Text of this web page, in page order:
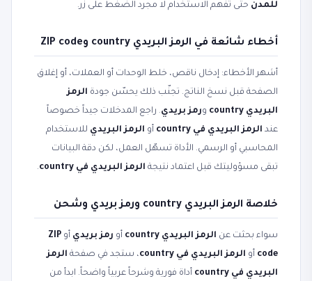
للمدن حتى تفهم الاستخدام لا مجرد الضغط على زر.
أخطاء شائعة في الرمز البريدي country وZIP code
أشهر الأخطاء: إدخال ناقص، خلط الوحدات أو العملات، أو إغلاق
الصفحة قبل نسخ الناتج. تجنّب ذلك يحسّن جودة الرمز
البريدي country
ورمز بريدي. راجع المدخلات جيداً خصوصاً
عند الرمز البريدي في country أو الرمز البريدي للاستخدام
المحاسبي أو الرسمي. الأداة تسهّل العمل، لكن دقة البيانات
تبقى مسؤوليتك قبل اعتماد نتيجة الرمز البريدي في country .
خلاصة الرمز البريدي country ورمز بريدي وشحن
سواء بحثت عن الرمز البريدي country أو رمز بريدي أو ZIP
code أو الرمز البريدي في country ، ستجد في صفحة الرمز
البريدي في country
أداة فورية وشرحاً عربياً واضحاً. ابدأ من